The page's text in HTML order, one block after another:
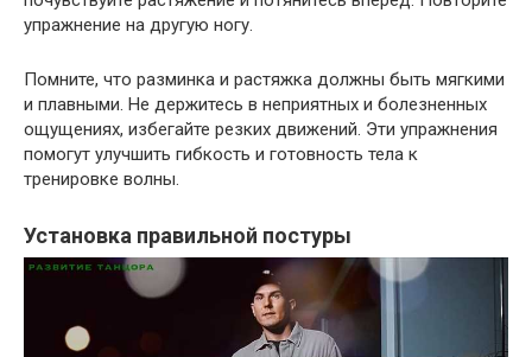
упражнение на другую ногу.
Помните, что разминка и растяжка должны быть мягкими
и плавными. Не держитесь в неприятных и болезненных
ощущениях, избегайте резких движений. Эти упражнения
помогут улучшить гибкость и готовность тела к
тренировке волны.
Установка правильной постуры